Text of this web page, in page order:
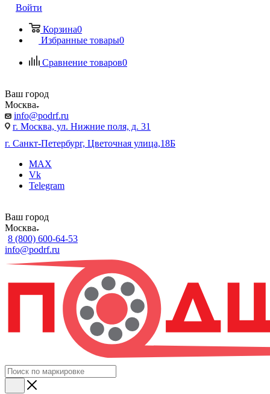
Войти
Корзина0
Избранные товары0
Сравнение товаров0
Ваш город
Москва
info@podrf.ru
г. Москва, ул. Нижние поля, д. 31
г. Санкт-Петербург, Цветочная улица,18Б
MAX
Vk
Telegram
Ваш город
Москва
8 (800) 600-64-53
info@podrf.ru